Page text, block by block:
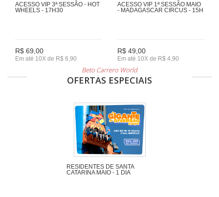
ACESSO VIP 3ª SESSÃO - HOT
WHEELS - 17H30
R$ 69,00
Em até 10X de R$ 6,90
ACESSO VIP 1ª SESSÃO MAIO
- MADAGASCAR CIRCUS - 15H
R$ 49,00
Em até 10X de R$ 4,90
Beto Carrero World
OFERTAS ESPECIAIS
RESIDENTES DE SANTA
CATARINA MAIO - 1 DIA